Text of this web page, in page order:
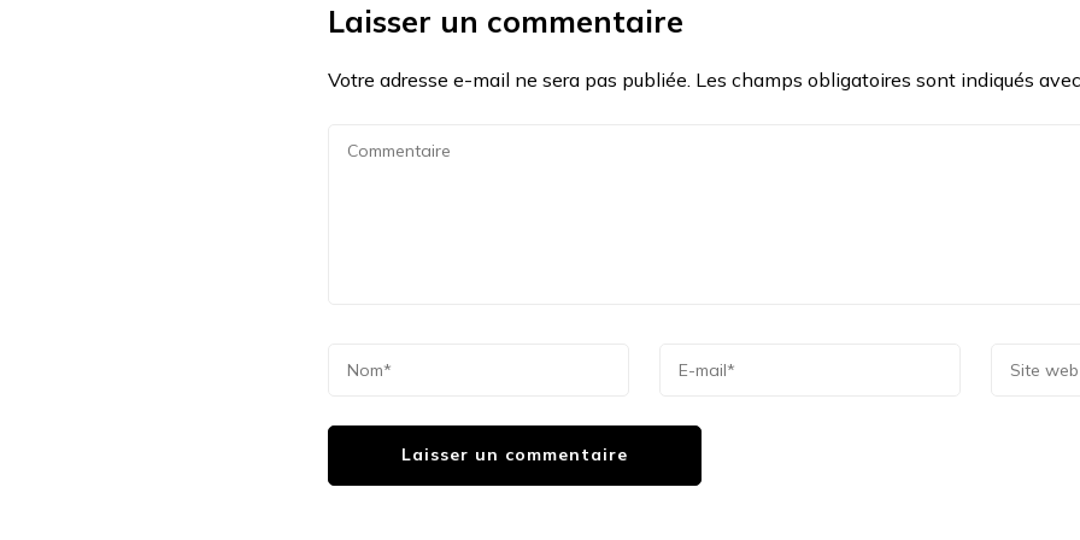
Laisser un commentaire
Votre adresse e-mail ne sera pas publiée. Les champs obligatoires sont indiqués